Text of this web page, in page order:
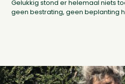
Gelukkig stond er helemaal niets
geen bestrating, geen beplanting